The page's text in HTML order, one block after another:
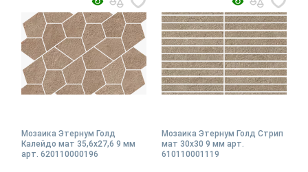
Мозаика Этернум Голд
Калейдо мат 35,6x27,6 9 мм
арт. 620110000196
Мозаика Этернум Голд Стрип
мат 30x30 9 мм арт.
610110001119